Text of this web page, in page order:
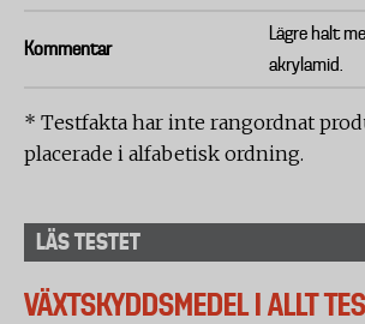
Kommentar
Lägre halt
akrylamid.
* Testfakta har inte rangordnat
placerade i alfabetisk ordning.
LÄS TESTET
VÄXTSKYDDSMEDEL I ALLT